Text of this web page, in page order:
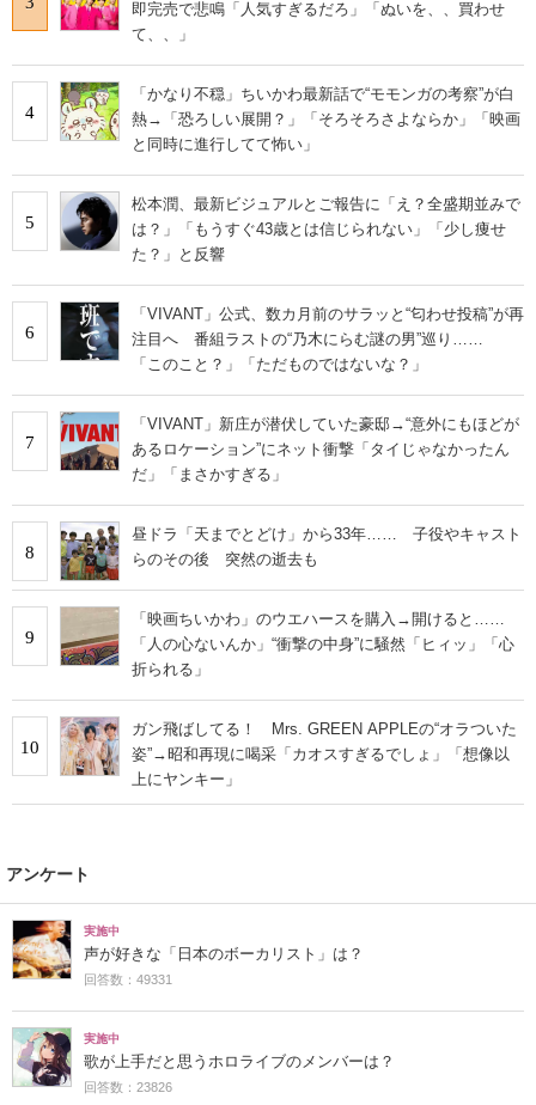
即完売で悲鳴「人気すぎるだろ」「ぬいを、、買わせ
て、、」
4
「かなり不穏」ちいかわ最新話で“モモンガの考察”が白
熱→「恐ろしい展開？」「そろそろさよならか」「映画
と同時に進行してて怖い」
5
松本潤、最新ビジュアルとご報告に「え？全盛期並みで
は？」「もうすぐ43歳とは信じられない」「少し痩せ
た？」と反響
6
「VIVANT」公式、数カ月前のサラッと“匂わせ投稿”が再
注目へ 番組ラストの“乃木にらむ謎の男”巡り……
「このこと？」「ただものではないな？」
7
「VIVANT」新庄が潜伏していた豪邸→“意外にもほどが
あるロケーション”にネット衝撃「タイじゃなかったん
だ」「まさかすぎる」
8
昼ドラ「天までとどけ」から33年…… 子役やキャスト
らのその後 突然の逝去も
9
「映画ちいかわ」のウエハースを購入→開けると……
「人の心ないんか」“衝撃の中身”に騒然「ヒィッ」「心
折られる」
10
ガン飛ばしてる！ Mrs. GREEN APPLEの“オラついた
姿”→昭和再現に喝采「カオスすぎるでしょ」「想像以
上にヤンキー」
アンケート
実施中
声が好きな「日本のボーカリスト」は？
回答数：49331
実施中
歌が上手だと思うホロライブのメンバーは？
回答数：23826